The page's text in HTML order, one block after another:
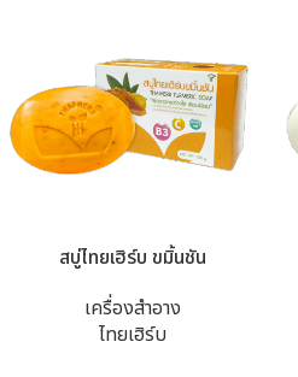
สบู่ไทยเฮิร์บ ขมิ้นชัน
เครื่องสำอาง
ไทยเฮิร์บ